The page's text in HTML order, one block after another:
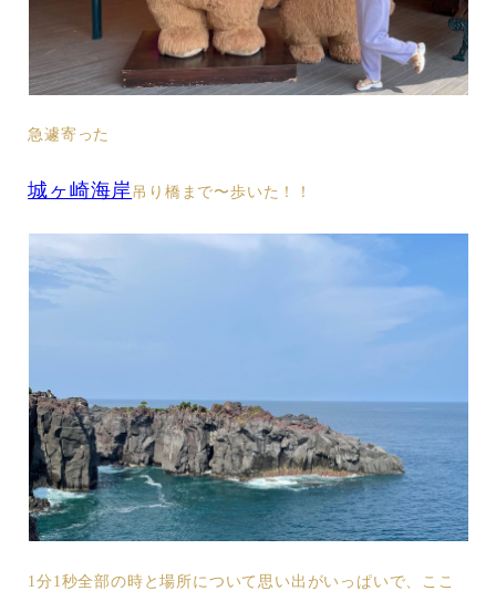
急遽寄った
城ヶ崎海岸 吊り橋まで〜歩いた！！
1分1秒全部の時と場所について思い出がいっぱいで、ここ